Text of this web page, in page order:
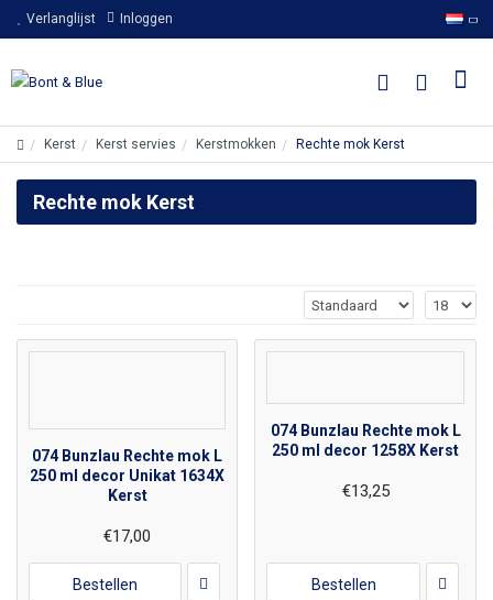
Verlanglijst Inloggen
Kerst Kerst servies Kerstmokken Rechte mok Kerst
Rechte mok Kerst
074 Bunzlau Rechte mok L
250 ml decor Unikat 1634X
Kerst
€17,00
Bestellen
074 Bunzlau Rechte mok L
250 ml decor 1258X Kerst
€13,25
Bestellen